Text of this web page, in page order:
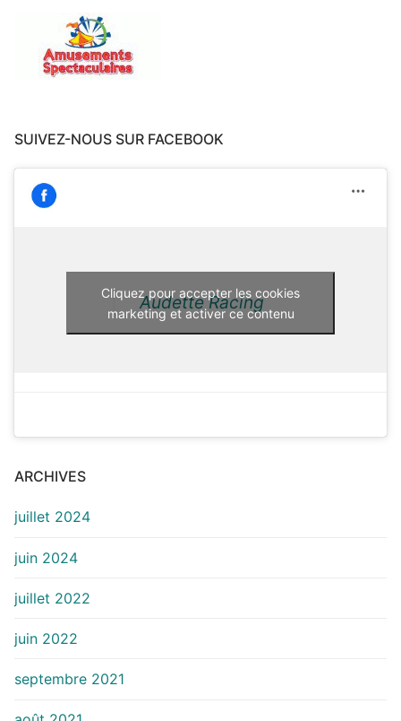
SUIVEZ-NOUS SUR FACEBOOK
Audette Racing
Cliquez pour accepter les cookies
marketing et activer ce contenu
ARCHIVES
juillet 2024
juin 2024
juillet 2022
juin 2022
septembre 2021